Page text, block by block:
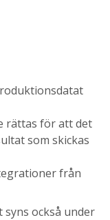
rättas för att det
som skickas
från
också under